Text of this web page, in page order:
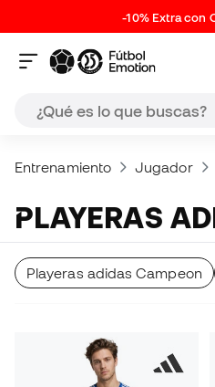
-10% Extra con
Entrenamiento Jugador
PLAYERAS
Playeras adidas Campeon